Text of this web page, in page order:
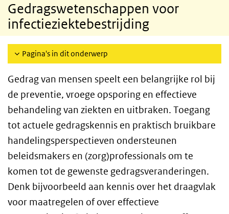
Gedragswetenschappen voor
infectieziektebestrijding
Pagina's in dit onderwerp
Gedrag van mensen speelt een belangrijke rol bij
de preventie, vroege opsporing en effectieve
behandeling van ziekten en uitbraken. Toegang
tot actuele gedragskennis en praktisch bruikbare
handelingsperspectieven ondersteunen
beleidsmakers en (zorg)professionals om te
komen tot de gewenste gedragsveranderingen.
Denk bijvoorbeeld aan kennis over het draagvlak
voor maatregelen of over effectieve